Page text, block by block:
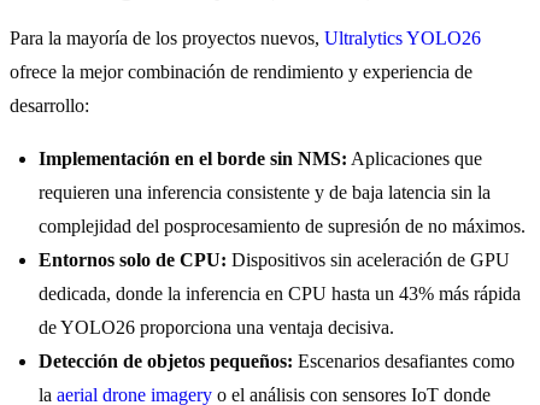
Para la mayoría de los proyectos nuevos, Ultralytics YOLO26
ofrece la mejor combinación de rendimiento y experiencia de
desarrollo:
Implementación en el borde sin NMS: Aplicaciones que
requieren una inferencia consistente y de baja latencia sin la
complejidad del posprocesamiento de supresión de no máximos.
Entornos solo de CPU: Dispositivos sin aceleración de GPU
dedicada, donde la inferencia en CPU hasta un 43% más rápida
de YOLO26 proporciona una ventaja decisiva.
Detección de objetos pequeños: Escenarios desafiantes como
la aerial drone imagery o el análisis con sensores IoT donde